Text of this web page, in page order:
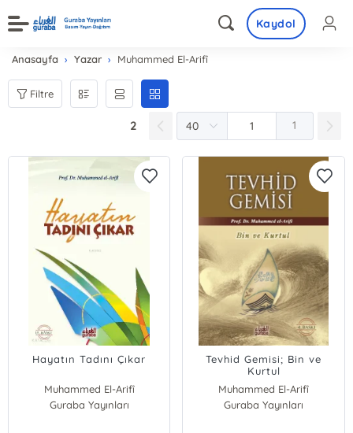
Kaydol
Anasayfa Yazar Muhammed El-Arifî
Filtre
2 1
Hayatın Tadını Çıkar
Muhammed El-Arifî
Guraba Yayınları
Tevhid Gemisi; Bin ve
Kurtul
Muhammed El-Arifî
Guraba Yayınları